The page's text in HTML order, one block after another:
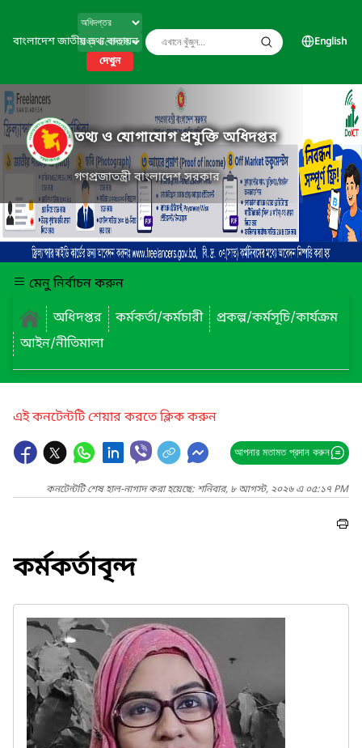
বাংলাদেশ জাতীয় তথ্য বাতায়ন
দেখুন
English
তথ্য ও যোগাযোগ প্রযুক্তি অধিদপ্তর
গণপ্রজাতন্ত্রী বাংলাদেশ সরকার
মেনু নির্বাচন করুন
অধিদপ্তর
কর্মকর্তা/কর্মচারী
প্রকল্প/কর্মসূচি/কার্যক্রম
আইন/নীতিমালা
এই কনটেন্টটি শেয়ার করতে ক্লিক করুন
আপনার মতামত প্রদান করুন
কনটেন্টটি শেষ হাল-নাগাদ করা হয়েছে: শনিবার, ৮ আগস্ট, ২০২৬ এ ০৫:১৭ PM
কর্মকর্তাবৃন্দ